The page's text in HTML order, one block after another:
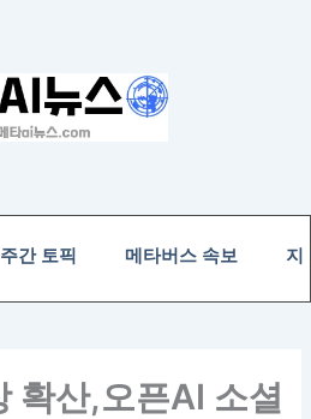
주간 토픽 메타버스 속보 지
확산,오픈AI 소셜